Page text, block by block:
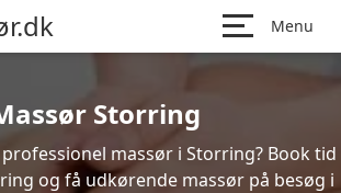
Menu
Storring
massør i Storring? Book tid
og få udkørende massør på besøg i